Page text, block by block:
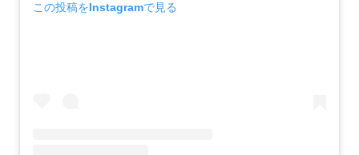
この投稿をInstagramで見る